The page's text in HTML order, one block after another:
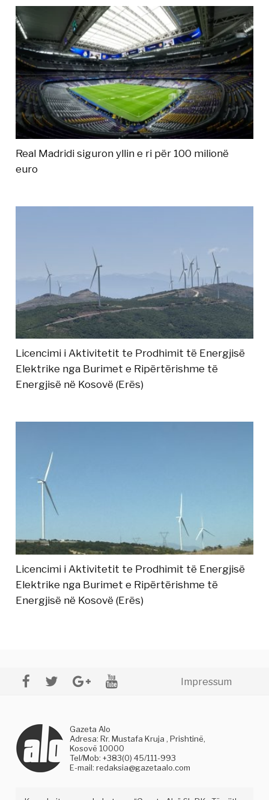
Real Madridi siguron yllin e ri për 100 milionë
euro
Licencimi i Aktivitetit te Prodhimit të Energjisë
Elektrike nga Burimet e Ripërtërishme të
Energjisë në Kosovë (Erës)
Licencimi i Aktivitetit te Prodhimit të Energjisë
Elektrike nga Burimet e Ripërtërishme të
Energjisë në Kosovë (Erës)
Impressum
Gazeta Alo
Adresa: Rr. Mustafa Kruja , Prishtinë,
Kosovë 10000
Tel/Mob: +383(0) 45/111-993
E-mail:redaksia@gazetaalo.com